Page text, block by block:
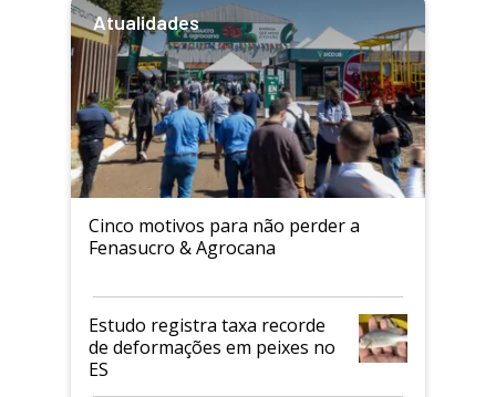
Atualidades
Cinco motivos para não perder a
Fenasucro & Agrocana
Estudo registra taxa recorde
de deformações em peixes no
ES